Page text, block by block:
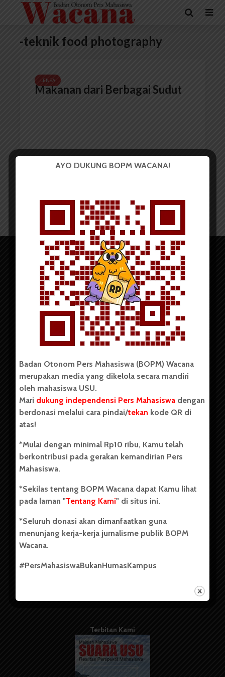
-teknik food photography
LENSA
Makanan dari Berbagai Sudut
Copyright © 2023. All rights reserved BOPM WACANA.
Badan Otonom Pers Mahasiswa (BOPM) Wacana merupakan
pers mahasiswa yang berdiri di luar kampus dan dikelola
secara mandiri oleh mahasiswa Universitas Sumatera Utara
(USU). Sebelumnya BOPM Wacana merupakan salah satu
Unit Kegiatan Mahasiswa (UKM) di Universitas Sumatera
berdiri pada 1 Juli 1995.
Kontribusi
Info Iklan
Pedoman Media Siber
Kode Etik Jurnalistik
Terbitan Kami
AYO DUKUNG BOPM WACANA!
Badan Otonom Pers Mahasiswa (BOPM) Wacana
merupakan media yang dikelola secara mandiri
oleh mahasiswa USU.
Mari dukung independensi Pers Mahasiswa dengan
berdonasi melalui cara pindai/tekan kode QR di
atas!
*Mulai dengan minimal Rp10 ribu, Kamu telah
berkontribusi pada gerakan kemandirian Pers
Mahasiswa.
*Sekilas tentang BOPM Wacana dapat Kamu lihat
pada laman "Tentang Kami" di situs ini.
*Seluruh donasi akan dimanfaatkan guna
menunjang kerja-kerja jurnalisme publik BOPM
Wacana.
#PersMahasiswaBukanHumasKampus